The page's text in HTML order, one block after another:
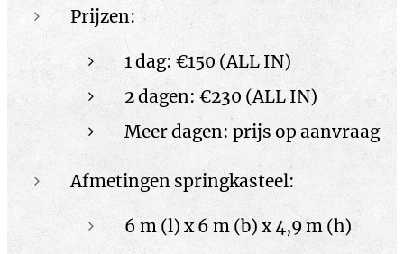
Prijzen:
1 dag: €150 (ALL IN)
2 dagen: €230 (ALL IN)
Meer dagen: prijs op aanvraag
Afmetingen springkasteel:
6 m (l) x 6 m (b) x 4,9 m (h)